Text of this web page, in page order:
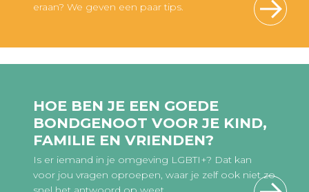
eraan? We geven een paar tips.
HOE BEN JE EEN GOEDE
BONDGENOOT VOOR JE KIND,
FAMILIE EN VRIENDEN?
Is er iemand in je omgeving LGBTI+? Dat kan
voor jou vragen oproepen, waar je zelf ook niet zo